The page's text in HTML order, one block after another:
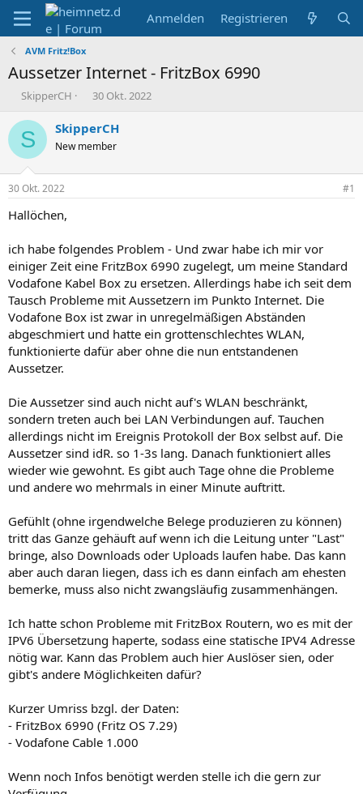
Anmelden Registrieren
AVM Fritz!Box
Aussetzer Internet - FritzBox 6990
E
s
t
e
r
SkipperCH
E
s
e
t
30 Okt. 2022
S SkipperCH
New member
30 Okt. 2022 #1
Hallöchen,
ich habe folgendes Problem - Und zwar habe ich mir vor
einiger Zeit eine FritzBox 6990 zugelegt, um meine Standard
Vodafone Kabel Box zu ersetzen. Allerdings habe ich seit dem
Tausch Probleme mit Aussetzern im Punkto Internet. Die
Vodafone Box ist zwar in unregelmäßigen Abständen
abgeschmiert und hatte ein grottenschlechtes WLAN,
funktionierte dafür aber ohne die nun entstandenen
Aussetzer.
Die Aussetzer sind auch nicht auf's WLAN beschränkt,
sondern treten auch bei LAN Verbindungen auf. Tauchen
allerdings nicht im Ereignis Protokoll der Box selbst auf. Die
Aussetzer sind idR. so 1-3s lang. Danach funktioniert alles
wieder wie gewohnt. Es gibt auch Tage ohne die Probleme
und andere wo mehrmals in einer Minute auftritt.
Gefühlt (ohne irgendwelche Belege produzieren zu können)
tritt das Ganze gehäuft auf wenn ich die Leitung unter "Last"
bringe, also Downloads oder Uploads laufen habe. Das kann
aber auch daran liegen, dass ich es dann einfach am ehesten
bemerke, muss also nicht zwangsläufig zusammenhängen.
Ich hatte schon Probleme mit FritzBox Routern, wo es mit der
IPV6 Übersetzung haperte, sodass eine statische IPV4 Adresse
nötig war. Kann das Problem auch hier Auslöser sien, oder
gibt's andere Möglichkeiten dafür?
Kurzer Umriss bzgl. der Daten:
- FritzBox 6990 (Fritz OS 7.29)
- Vodafone Cable 1.000
Wenn noch Infos benötigt werden stelle ich die gern zur